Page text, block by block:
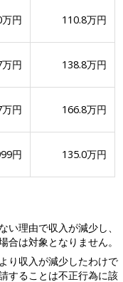
円 110.8万円
円 138.8万円
円 166.8万円
円 135.0万円
い理由で収入が減少し、
は対象となりません。
り収入が減少したわけで
することは不正行為に該